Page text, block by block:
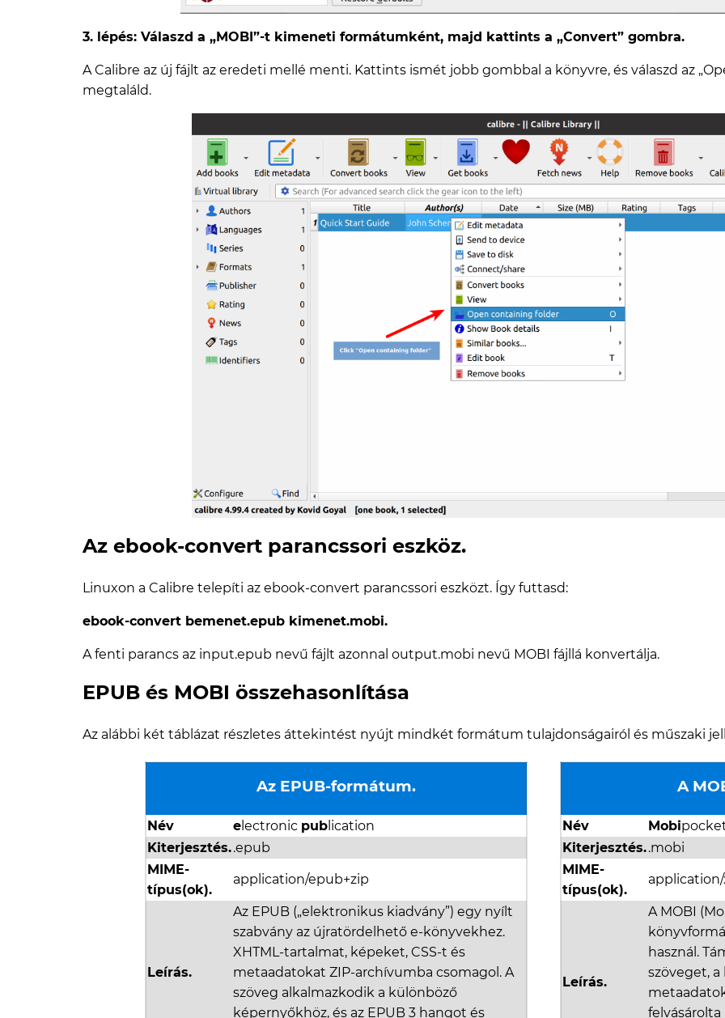
3. lépés: Válaszd a „MOBI”-t kimeneti formátumként, majd kattints a „Convert” gombra.
A Calibre az új fájlt az eredeti mellé menti. Kattints ismét jobb gombbal a könyvre, és válaszd az
megtaláld.
Az ebook-convert parancssori eszköz.
Linuxon a Calibre telepíti az ebook-convert parancssori eszközt. Így futtasd:
ebook-convert bemenet.epub kimenet.mobi.
A fenti parancs az input.epub nevű fájlt azonnal output.mobi nevű MOBI fájllá konvertálja.
EPUB és MOBI összehasonlítása
Az alábbi két táblázat részletes áttekintést nyújt mindkét formátum tulajdonságairól és műszaki
Az EPUB-formátum.
Név e lectronic pub lication
Kiterjesztés..epub
MIME-
típus(ok).
application/epub+zip
Leírás.
Az EPUB („elektronikus kiadvány”) egy nyílt
szabvány az újratördelhető e-könyvekhez.
XHTML-tartalmat, képeket, CSS-t és
metaadatokat ZIP-archívumba csomagol. A
szöveg alkalmazkodik a különböző
képernyőkhöz, és az EPUB 3 hangot és
A
Név Mobi
Kiterjesztés..mobi
MIME-
típus(ok).
Leírás.
A MOBI
használ.
szöveget,